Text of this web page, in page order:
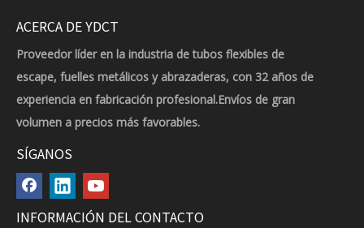
ACERCA DE YDCT
Proveedor líder en la industria de tubos flexibles de
escape, fuelles metálicos y abrazaderas, con 32 años de
experiencia en fabricación profesional.Envíos de gran
volumen a precios más favorables.
SÍGANOS
INFORMACIÓN DEL CONTACTO